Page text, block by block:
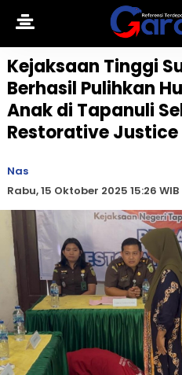
Kejaksaan Tinggi
Berhasil Pulihkan
Anak di Tapanuli
Restorative Justice
Nas
Rabu, 15 Oktober 2025 15:26 WIB